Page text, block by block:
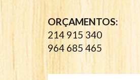
ORÇAMENTOS:
214 915 340
964 685 465